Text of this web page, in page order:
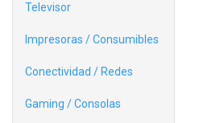
Televisor
Impresoras / Consumibles
Conectividad / Redes
Gaming / Consolas